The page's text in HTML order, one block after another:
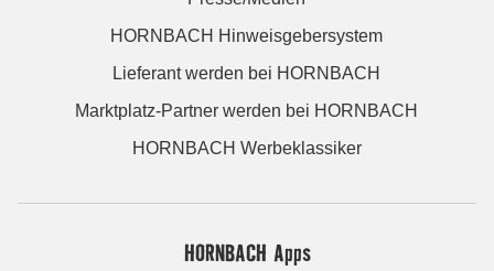
HORNBACH Hinweisgebersystem
Lieferant werden bei HORNBACH
Marktplatz-Partner werden bei HORNBACH
HORNBACH Werbeklassiker
HORNBACH Apps